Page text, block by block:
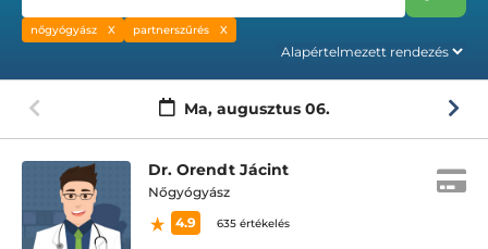
nőgyógyász partnerszűrés
Ma, augusztus 06.
Dr. Orendt Jácint
Nőgyógyász
4.9
635 értékelés